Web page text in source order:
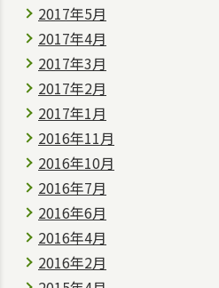
2017年5月
2017年4月
2017年3月
2017年2月
2017年1月
2016年11月
2016年10月
2016年7月
2016年6月
2016年4月
2016年2月